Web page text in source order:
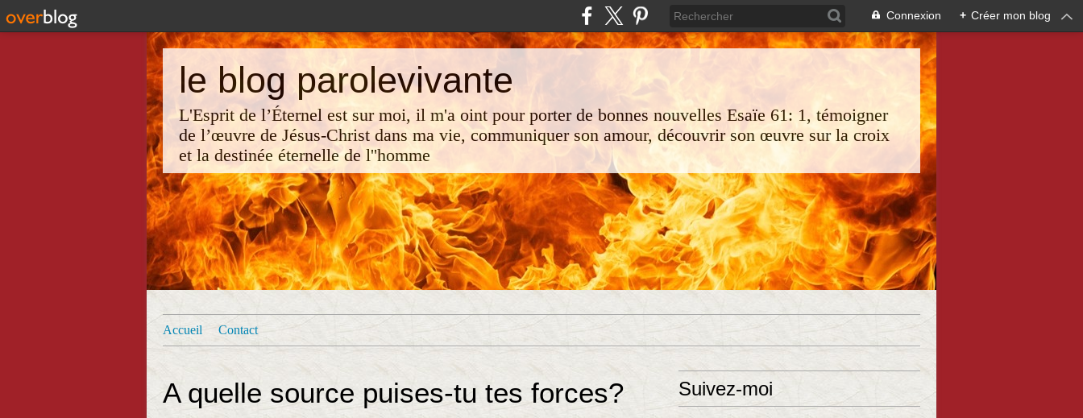
Connexion + Créer mon blog
le blog parolevivante
L'Esprit de l’Éternel est sur moi, il m'a oint pour porter de bonnes nouvelles Esaïe 61: 1, témoigner
de l’œuvre de Jésus-Christ dans ma vie, communiquer son amour, découvrir son œuvre sur la croix
et la destinée éternelle de l''homme
Accueil Contact
A quelle source puises-tu tes forces? Suivez-moi